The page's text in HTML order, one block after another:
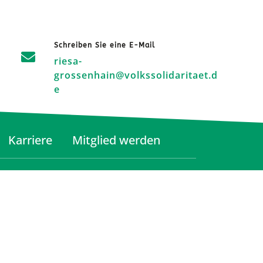
Schreiben Sie eine E-Mail
riesa-
grossenhain@volkssolidaritaet.d
e
Karriere Mitglied werden